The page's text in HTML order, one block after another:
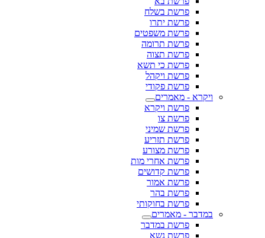
פרשת בשלח
פרשת יתרו
פרשת משפטים
פרשת תרומה
פרשת תצוה
פרשת כי תשא
פרשת ויקהל
פרשת פקודי
ויקרא - מאמרים
פרשת ויקרא
פרשת צו
פרשת שמיני
פרשת תזריע
פרשת מצורע
פרשת אחרי מות
פרשת קדושים
פרשת אמור
פרשת בהר
פרשת בחוקותי
במדבר - מאמרים
פרשת במדבר
פרשת נשא